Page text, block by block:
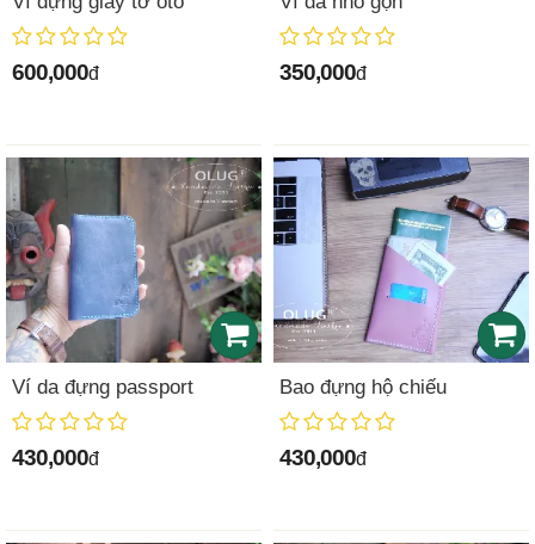
600,000đ 350,000đ
Ví da đựng passport
430,000đ
Bao đựng hộ chiếu
430,000đ